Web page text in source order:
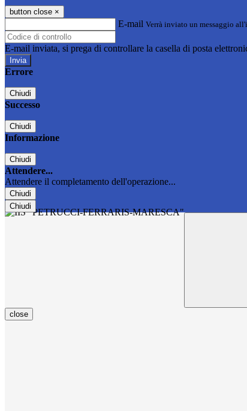
button close ×
E-mail Verrà inviato un messaggio
E-mail inviata, si prega di controllare la casella di posta
Errore
Chiudi
Successo
Chiudi
Informazione
Chiudi
Attendere...
Attendere il completamento dell'operazione...
Chiudi
Chiudi
close